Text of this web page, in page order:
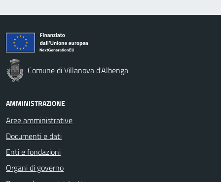
Comune di Villanova d'Albenga
AMMINISTRAZIONE
Aree amministrative
Documenti e dati
Enti e fondazioni
Organi di governo